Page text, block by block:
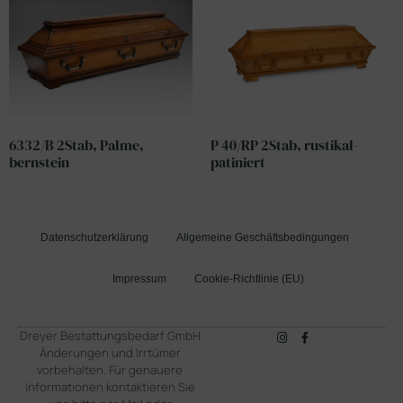
6332/B 2Stab, Palme,
bernstein
P 40/RP 2Stab, rustikal-
patiniert
Datenschutzerklärung Allgemeine Geschäftsbedingungen
Impressum Cookie-Richtlinie (EU)
Dreyer Bestattungsbedarf GmbH
Änderungen und Irrtümer
vorbehalten. Für genauere
Informationen kontaktieren Sie